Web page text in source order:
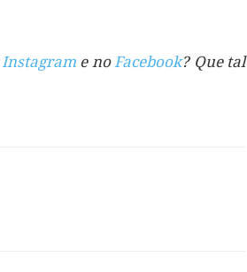
Instagram e noFacebook? Que tal